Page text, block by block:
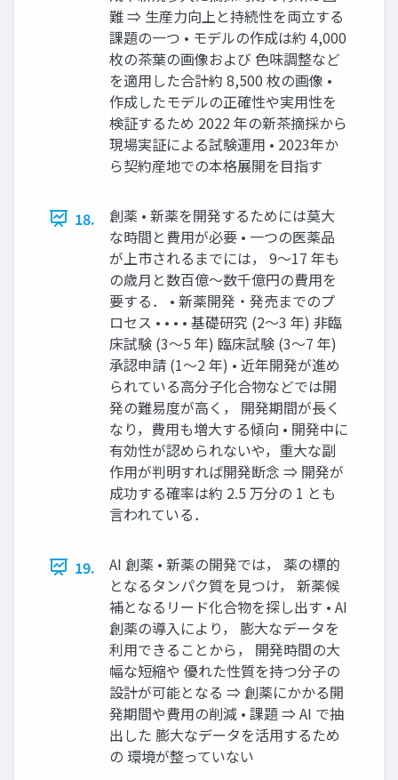
難 ⇒ ⽣産⼒向上と持続性を両⽴する
課題の⼀つ • モデルの作成は約 4,000
枚の茶葉の画像および ⾊味調整など
を適⽤した合計約 8,500 枚の画像 •
作成したモデルの正確性や実⽤性を
検証するため 2022 年の新茶摘採から
現場実証による試験運⽤ • 2023年か
ら契約産地での本格展開を⽬指す
18.
創薬 • 新薬を開発するためには莫⼤
な時間と費⽤が必要 • ⼀つの医薬品
が上市されるまでには， 9〜17 年も
の歳⽉と数百億〜数千億円の費⽤を
要する． • 新薬開発・発売までのプ
ロセス • • • • 基礎研究 (2〜3 年) ⾮臨
床試験 (3〜5 年) 臨床試験 (3〜7 年)
承認申請 (1〜2 年) • 近年開発が進め
られている⾼分⼦化合物などでは開
発の難易度が⾼く， 開発期間が⻑く
なり，費⽤も増⼤する傾向 • 開発中に
有効性が認められないや，重⼤な副
作⽤が判明すれば開発断念 ⇒ 開発が
成功する確率は約 2.5 万分の 1 とも
⾔われている．
19.
AI 創薬 • 新薬の開発では， 薬の標的
となるタンパク質を⾒つけ， 新薬候
補となるリード化合物を探し出す • AI
創薬の導⼊により， 膨⼤なデータを
利⽤できることから， 開発時間の⼤
幅な短縮や 優れた性質を持つ分⼦の
設計が可能となる ⇒ 創薬にかかる開
発期間や費⽤の削減 • 課題 ⇒ AI で抽
出した 膨⼤なデータを活⽤するため
の 環境が整っていない